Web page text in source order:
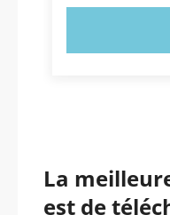
La
est de